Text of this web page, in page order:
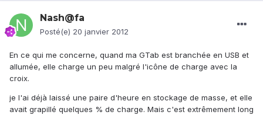
Nash@fa
Posté(e) 20 janvier 2012
En ce qui me concerne, quand ma GTab est branchée en USB et
allumée, elle charge un peu malgré l'icône de charge avec la
croix.
je l'ai déjà laissé une paire d'heure en stockage de masse, et elle
avait grapillé quelques % de charge. Mais c'est extrêmement long